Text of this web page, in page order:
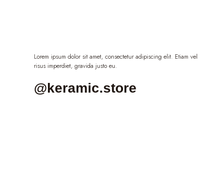
Lorem ipsum dolor sit amet, consectetur adipiscing elit. Etiam vel
risus imperdiet, gravida justo eu.
@keramic.store